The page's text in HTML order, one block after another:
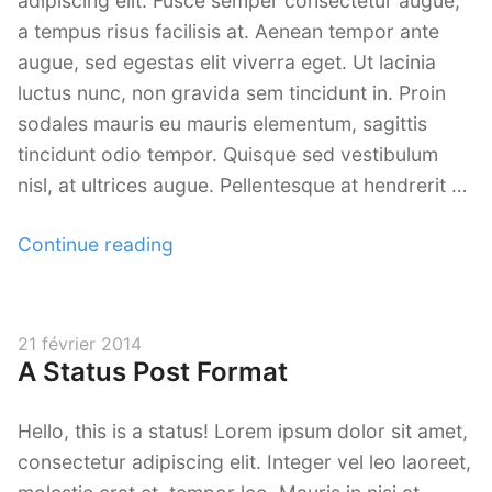
Le Look Noir et Blanc
Blaise Retouche Portrait
Animaphoto
a tempus risus facilisis at. Aenean tempor ante
augue, sed egestas elit viverra eget. Ut lacinia
luctus nunc, non gravida sem tincidunt in. Proin
sodales mauris eu mauris elementum, sagittis
tincidunt odio tempor. Quisque sed vestibulum
nisl, at ultrices augue. Pellentesque at hendrerit …
Continue reading
Featured
Posted
on
21 février 2014
A Status Post Format
Hello, this is a status! Lorem ipsum dolor sit amet,
consectetur adipiscing elit. Integer vel leo laoreet,